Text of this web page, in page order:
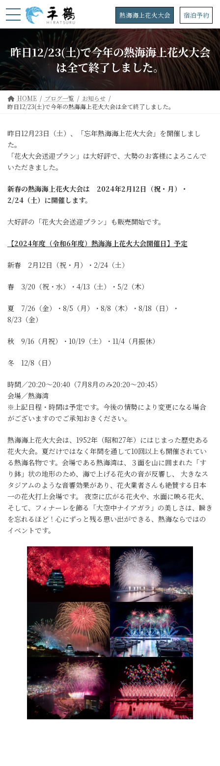
ン
へ
ス
キ
ッ
プ
ビ
ョ
ン
に
移
動
熱海海上花火大会 宿泊予約
昨日12/23(土)で今年の熱海海上花火大会
は全て終了しました。
HOME ブログ一覧
お知らせ
昨日12/23(土)で今年の熱海海上花火大会は全て終了しました。
昨日12月23日（土）、「忘年熱海海上花火大会」を開催しまし
た。
「花火大会送迎プラン」は大好評で、大勢のお客様によろこんで
いただきました。
新春の熱海海上花火大会は 2024年2月12日（祝・月）・
2/24（土）に開催します。
大好評の「花火大会送迎プラン」も販売開始です。
【2024年度（令和6年度）熱海海上花火大会開催日】予定
新春 2月12日（祝・月）・2/24（土）
春 3/20（祝・水）・4/13（土）・5/2（木）
夏 7/26（金）・8/5（月）・8/8（木）・8/18（日）・
8/23（金）
秋 9/16（月祝）・10/19（土）・11/4（月振休）
冬 12/8（日）
時間／20:20～20:40（7月8月のみ20:20～20:45）
会場／熱海湾
※上記日程・時間は予定です。今後の情勢により変更になる場合
がございますのでご承知おきください。
熱海海上花火大会は、1952年（昭和27年）にはじまった歴史ある
花火大会。夏だけではなく年間を通して10回以上も開催されてい
る熱海名物です。会場である熱海湾は、３面を山に囲まれた「す
り鉢」状の地形のため、海で上げる花火の音が反響し、 大きなス
タジアムのような音響効果があり、花火業者さんも絶賛する日本
一の花火打上会場です。 夜空に広がる花火や、水面に映る花火、
そして、フィナーレを飾る「大空中ナイアガラ」の美しさは、瞬き
を忘れるほど！心にずっと残る思い出ができる、熱海ならではの
イベントです。